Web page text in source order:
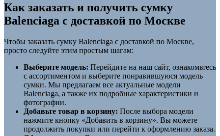
Как заказать и получить сумку
Balenciaga с доставкой по Москве
Чтобы заказать сумку Balenciaga с доставкой по Москве,
просто следуйте этим простым шагам:
Выберите модель: Перейдите на наш сайт, ознакомьтесь
с ассортиментом и выберите понравившуюся модель
сумки. Мы предлагаем все актуальные модели
Balenciaga, а также их подробные характеристики и
фотографии.
Добавьте товар в корзину: После выбора модели
нажмите кнопку «Добавить в корзину». Вы можете
продолжить покупки или перейти к оформлению заказа.